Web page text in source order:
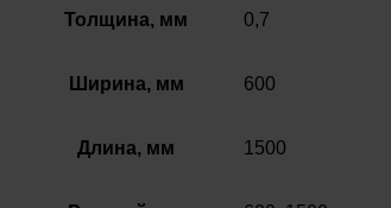
Толщина, мм 0,7
Ширина, мм 600
Длина, мм 1500